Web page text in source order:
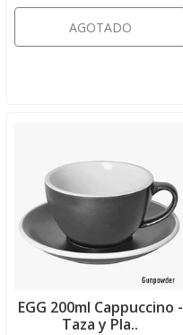
AGOTADO
EGG 200ml Cappuccino -
Taza y Pla..